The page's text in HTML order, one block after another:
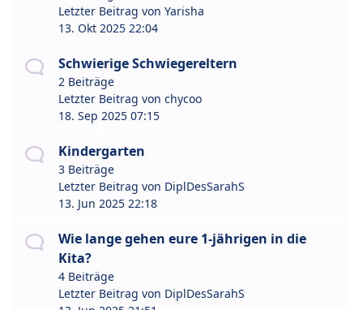
Letzter Beitrag von Yarisha
13. Okt 2025 22:04
Schwierige Schwiegereltern
2 Beiträge
Letzter Beitrag von chycoo
18. Sep 2025 07:15
Kindergarten
3 Beiträge
Letzter Beitrag von DiplDesSarahS
13. Jun 2025 22:18
Wie lange gehen eure 1-jährigen in die
Kita?
4 Beiträge
Letzter Beitrag von DiplDesSarahS